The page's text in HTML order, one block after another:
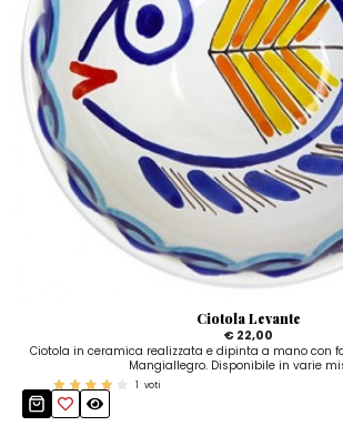
Ciotola Levante
€ 22,00
Ciotola in ceramica realizzata e dipinta a mano con
Mangiallegro. Disponibile in varie
1 voti